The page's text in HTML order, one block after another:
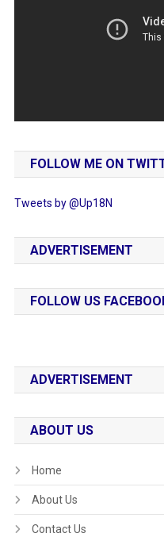
FOLLOW ME ON
Tweets by @Up18N
ADVERTISEMENT
FOLLOW US
ADVERTISEMENT
ABOUT US
Home
About Us
Contact Us